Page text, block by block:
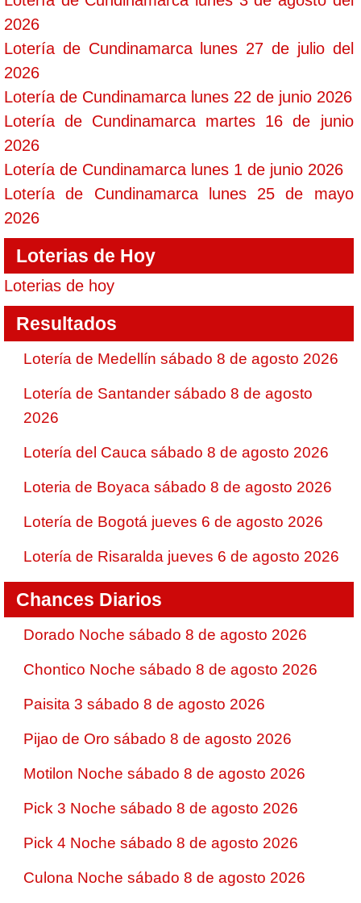
2026
Lotería de Cundinamarca lunes 27 de julio del
2026
Lotería de Cundinamarca lunes 22 de junio 2026
Lotería de Cundinamarca martes 16 de junio
2026
Lotería de Cundinamarca lunes 1 de junio 2026
Lotería de Cundinamarca lunes 25 de mayo
2026
Loterias de Hoy
Loterias de hoy
Resultados
Lotería de Medellín sábado 8 de agosto 2026
Lotería de Santander sábado 8 de agosto
2026
Lotería del Cauca sábado 8 de agosto 2026
Loteria de Boyaca sábado 8 de agosto 2026
Lotería de Bogotá jueves 6 de agosto 2026
Lotería de Risaralda jueves 6 de agosto 2026
Chances Diarios
Dorado Noche sábado 8 de agosto 2026
Chontico Noche sábado 8 de agosto 2026
Paisita 3 sábado 8 de agosto 2026
Pijao de Oro sábado 8 de agosto 2026
Motilon Noche sábado 8 de agosto 2026
Pick 3 Noche sábado 8 de agosto 2026
Pick 4 Noche sábado 8 de agosto 2026
Culona Noche sábado 8 de agosto 2026